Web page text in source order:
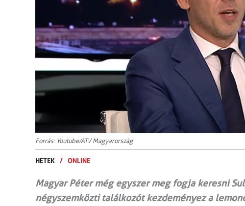
Forrás: Youtube/ATV Magyarország
HETEK / ONLINE
Magyar Péter még egyszer meg fogja keresni
négyszemközti találkozót kezdeményez a